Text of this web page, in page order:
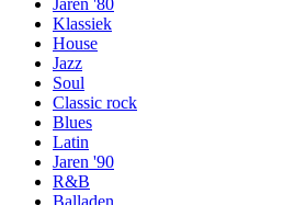
Jaren '80
Klassiek
House
Jazz
Soul
Classic rock
Blues
Latin
Jaren '90
R&B